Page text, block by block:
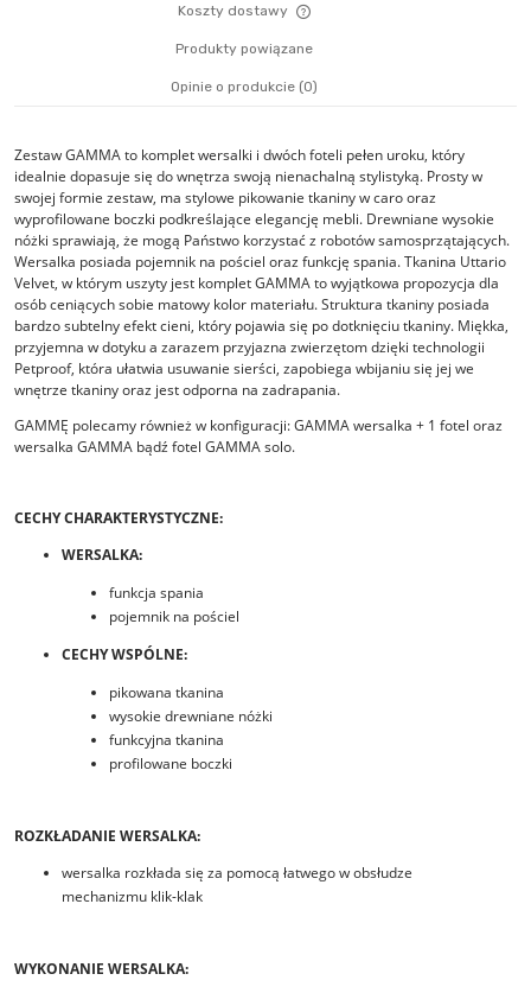
Koszty dostawy
Produkty powiązane
Opinie o produkcie (0)
Zestaw GAMMA to komplet wersalki i dwóch foteli pełen uroku, który
idealnie dopasuje się do wnętrza swoją nienachalną stylistyką. Prosty w
swojej formie zestaw, ma stylowe pikowanie tkaniny w caro oraz
wyprofilowane boczki podkreślające elegancję mebli. Drewniane wysokie
nóżki sprawiają, że mogą Państwo korzystać z robotów samosprzątających.
Wersalka posiada pojemnik na pościel oraz funkcję spania. Tkanina Uttario
Velvet, w którym uszyty jest komplet GAMMA to wyjątkowa propozycja dla
osób ceniących sobie matowy kolor materiału. Struktura tkaniny posiada
bardzo subtelny efekt cieni, który pojawia się po dotknięciu tkaniny. Miękka,
przyjemna w dotyku a zarazem przyjazna zwierzętom dzięki technologii
Petproof, która ułatwia usuwanie sierści, zapobiega wbijaniu się jej we
wnętrze tkaniny oraz jest odporna na zadrapania.
GAMMĘ polecamy również w konfiguracji: GAMMA wersalka + 1 fotel oraz
wersalka GAMMA bądź fotel GAMMA solo.
CECHY CHARAKTERYSTYCZNE:
WERSALKA:
funkcja spania
pojemnik na pościel
CECHY WSPÓLNE:
pikowana tkanina
wysokie drewniane nóżki
funkcyjna tkanina
profilowane boczki
ROZKŁADANIE WERSALKA:
wersalka rozkłada się za pomocą łatwego w obsłudze
mechanizmu klik-klak
WYKONANIE WERSALKA: